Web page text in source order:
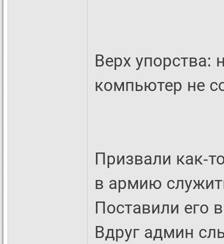
Верх упорства:
компьютер не
Призвали как-
в армию
Поставили его
Вдруг админ